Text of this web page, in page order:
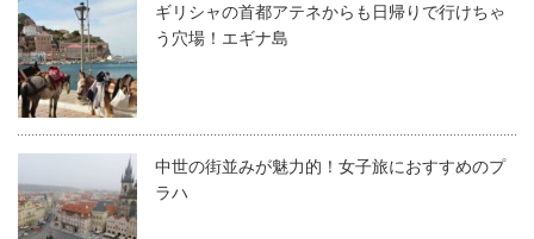
ギリシャの首都アテネからも日帰りで行けちゃ
う穴場！エギナ島
中世の街並みが魅力的！女子旅におすすめのプ
ラハ